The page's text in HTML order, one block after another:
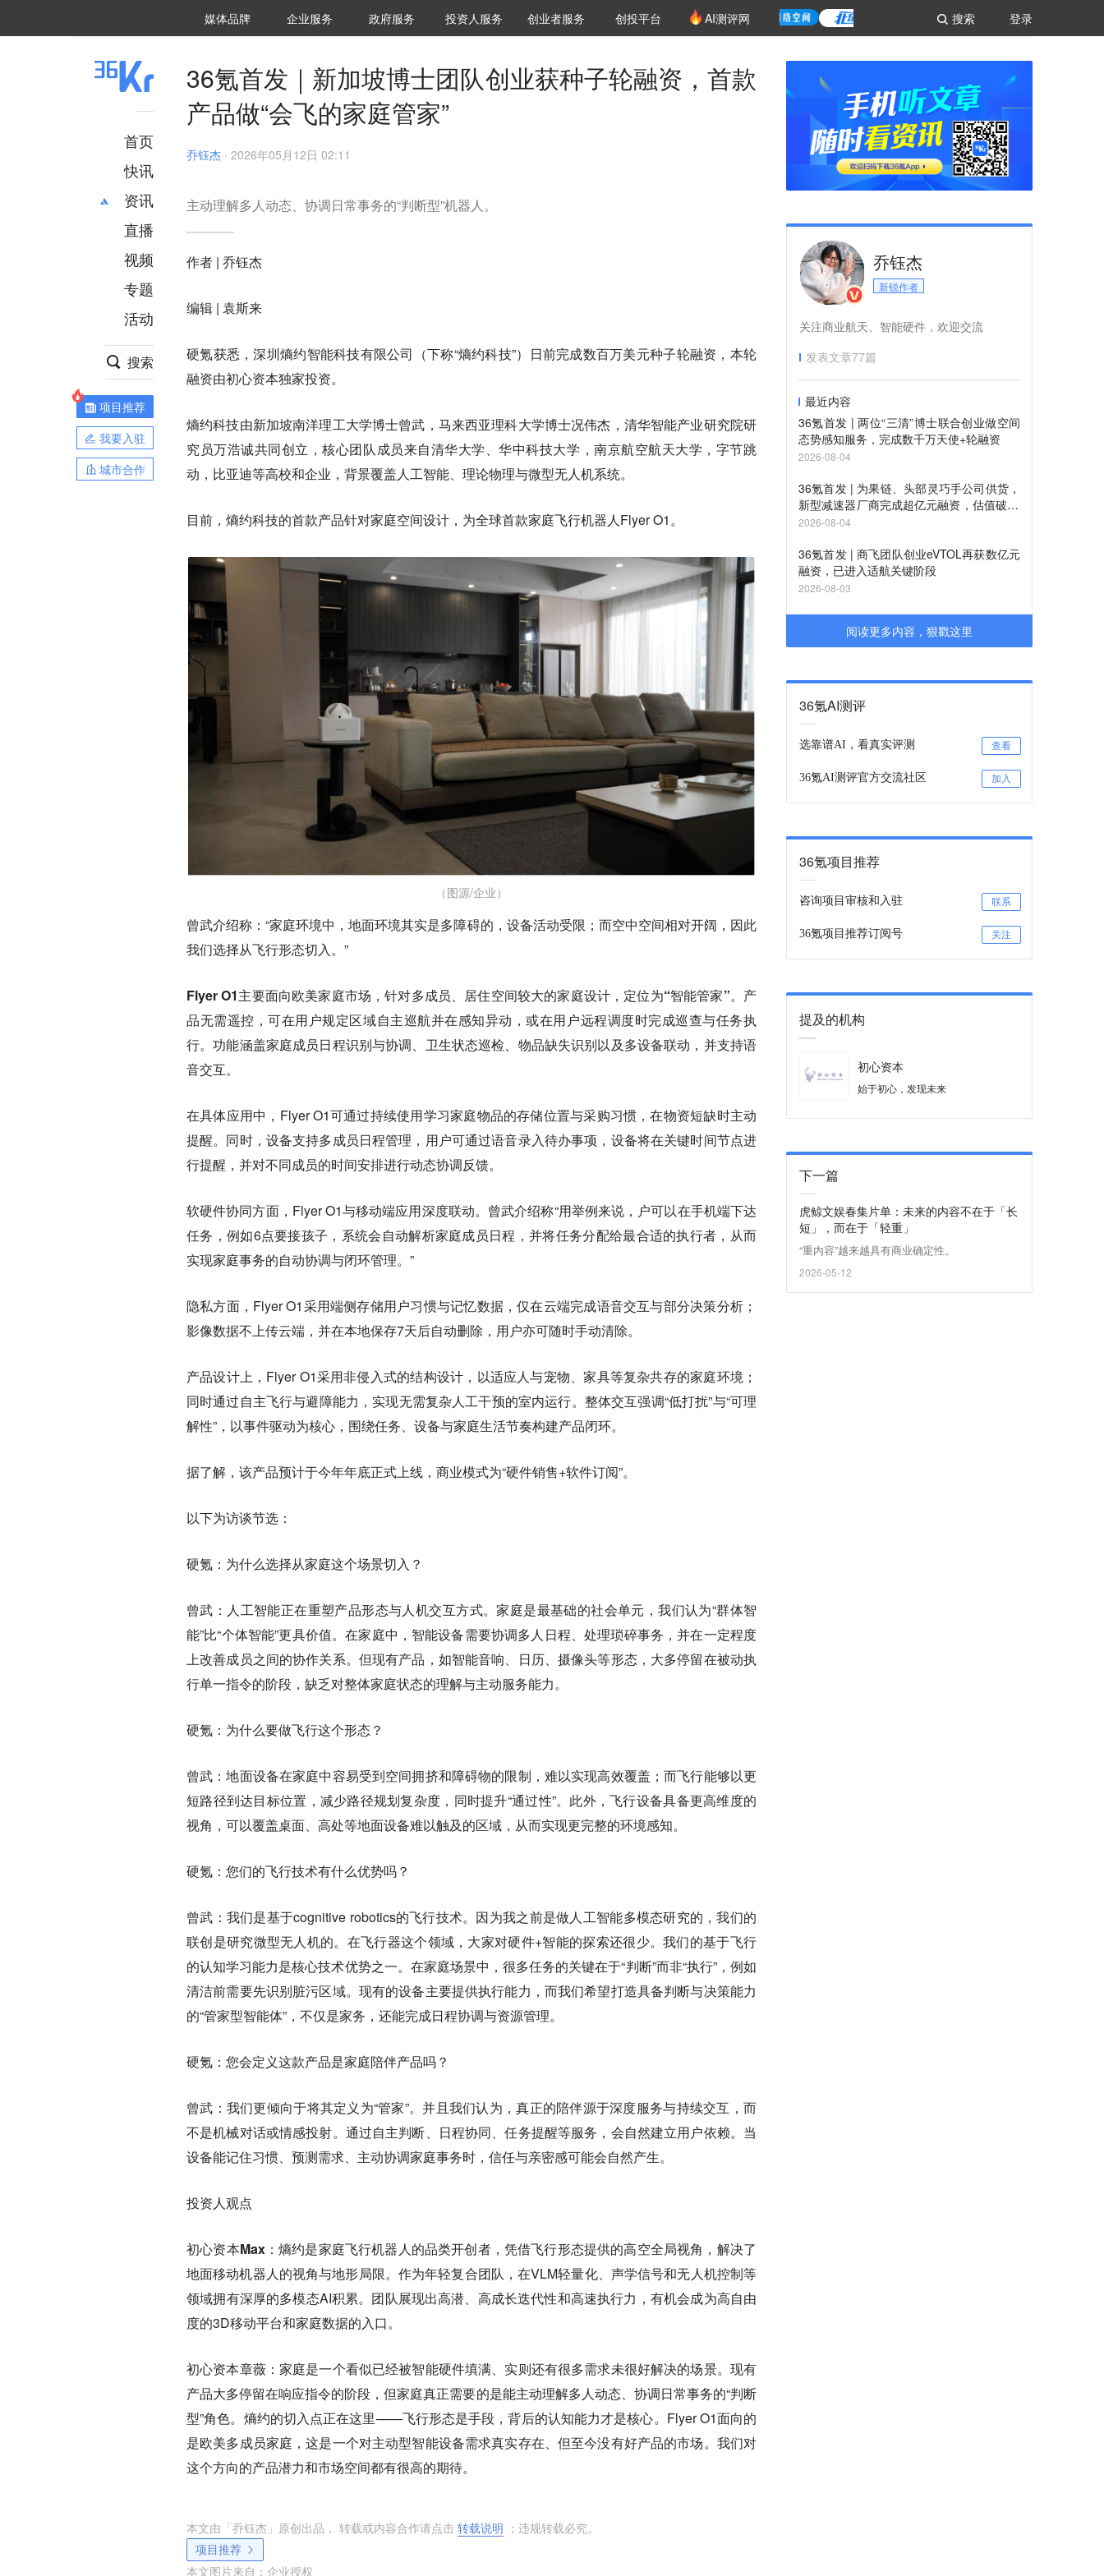
登录
搜索
媒体品牌 36Kr研究院
企业服务 城市之窗
政府服务 VClub投资机构库
投资机构职位推介
投资人服务 创投氪堂
创业者服务 创投平台 AI测评网
首页
快讯
资讯
推荐
财经
项目推荐
安徽
直播
视频
专题
活动
搜索
项目推荐
我要入驻
城市合作
36氪首发｜新加坡博士团队创业获种子轮融资，首款
产品做“会飞的家庭管家”
乔钰杰 · 2026年05月12日 02:11
主动理解多人动态、协调日常事务的“判断型”机器人。
作者 | 乔钰杰
编辑 | 袁斯来
硬氪获悉，深圳熵约智能科技有限公司（下称“熵约科技”）日前完成数百万美元种子轮融资，本轮
融资由初心资本独家投资。
熵约科技由新加坡南洋理工大学博士曾武，马来西亚理科大学博士况伟杰，清华智能产业研究院研
究员万浩诚共同创立，核心团队成员来自清华大学、华中科技大学，南京航空航天大学，字节跳
动，比亚迪等高校和企业，背景覆盖人工智能、理论物理与微型无人机系统。
目前，熵约科技的首款产品针对家庭空间设计，为全球首款家庭飞行机器人Flyer O1。
（图源/企业）
曾武介绍称：“家庭环境中，地面环境其实是多障碍的，设备活动受限；而空中空间相对开阔，因此
我们选择从飞行形态切入。”
Flyer O1主要面向欧美家庭市场，针对多成员、居住空间较大的家庭设计，定位为“智能管家”。 产
品无需遥控，可在用户规定区域自主巡航并在感知异动，或在用户远程调度时完成巡查与任务执
行。功能涵盖家庭成员日程识别与协调、卫生状态巡检、物品缺失识别以及多设备联动，并支持语
音交互。
在具体应用中，Flyer O1可通过持续使用学习家庭物品的存储位置与采购习惯，在物资短缺时主动
提醒。同时，设备支持多成员日程管理，用户可通过语音录入待办事项，设备将在关键时间节点进
行提醒，并对不同成员的时间安排进行动态协调反馈。
软硬件协同方面，Flyer O1与移动端应用深度联动。曾武介绍称“用举例来说，户可以在手机端下达
任务，例如6点要接孩子，系统会自动解析家庭成员日程，并将任务分配给最合适的执行者，从而
实现家庭事务的自动协调与闭环管理。”
隐私方面，Flyer O1采用端侧存储用户习惯与记忆数据，仅在云端完成语音交互与部分决策分析；
影像数据不上传云端，并在本地保存7天后自动删除，用户亦可随时手动清除。
产品设计上，Flyer O1采用非侵入式的结构设计，以适应人与宠物、家具等复杂共存的家庭环境；
同时通过自主飞行与避障能力，实现无需复杂人工干预的室内运行。整体交互强调“低打扰”与“可理
解性”，以事件驱动为核心，围绕任务、设备与家庭生活节奏构建产品闭环。
据了解，该产品预计于今年年底正式上线，商业模式为“硬件销售+软件订阅”。
以下为访谈节选：
硬氪：为什么选择从家庭这个场景切入？
曾武： 人工智能正在重塑产品形态与人机交互方式。家庭是最基础的社会单元，我们认为“群体智
能”比“个体智能”更具价值。在家庭中，智能设备需要协调多人日程、处理琐碎事务，并在一定程度
上改善成员之间的协作关系。但现有产品，如智能音响、日历、摄像头等形态，大多停留在被动执
行单一指令的阶段，缺乏对整体家庭状态的理解与主动服务能力。
硬氪：为什么要做飞行这个形态？
曾武：地面设备在家庭中容易受到空间拥挤和障碍物的限制，难以实现高效覆盖；而飞行能够以更
短路径到达目标位置，减少路径规划复杂度，同时提升“通过性”。此外，飞行设备具备更高维度的
视角，可以覆盖桌面、高处等地面设备难以触及的区域，从而实现更完整的环境感知。
硬氪：您们的飞行技术有什么优势吗？
曾武： 我们是基于cognitive robotics的飞行技术。因为我之前是做人工智能多模态研究的，我们的
联创是研究微型无人机的。在飞行器这个领域，大家对硬件+智能的探索还很少。我们的基于飞行
的认知学习能力是核心技术优势之一。在家庭场景中，很多任务的关键在于“判断”而非“执行”，例如
清洁前需要先识别脏污区域。现有的设备主要提供执行能力，而我们希望打造具备判断与决策能力
的“管家型智能体”，不仅是家务，还能完成日程协调与资源管理。
硬氪：您会定义这款产品是家庭陪伴产品吗？
曾武： 我们更倾向于将其定义为“管家”。并且我们认为，真正的陪伴源于深度服务与持续交互，而
不是机械对话或情感投射。通过自主判断、日程协同、任务提醒等服务，会自然建立用户依赖。当
设备能记住习惯、预测需求、主动协调家庭事务时，信任与亲密感可能会自然产生。
投资人观点
初心资本Max：熵约是家庭飞行机器人的品类开创者，凭借飞行形态提供的高空全局视角，解决了
地面移动机器人的视角与地形局限。作为年轻复合团队，在VLM轻量化、声学信号和无人机控制等
领域拥有深厚的多模态AI积累。团队展现出高潜、高成长迭代性和高速执行力，有机会成为高自由
度的3D移动平台和家庭数据的入口。
初心资本章薇： 家庭是一个看似已经被智能硬件填满、实则还有很多需求未很好解决的场景。现有
产品大多停留在响应指令的阶段，但家庭真正需要的是能主动理解多人动态、协调日常事务的“判断
型”角色。熵约的切入点正在这里——飞行形态是手段，背后的认知能力才是核心。Flyer O1面向的
是欧美多成员家庭，这是一个对主动型智能设备需求真实存在、但至今没有好产品的市场。我们对
这个方向的产品潜力和市场空间都有很高的期待。
本文由「乔钰杰 」原创出品， 转载或内容合作请点击 转载说明 ；违规转载必究。
项目推荐
本文图片来自： 企业授权
乔钰杰
新锐作者
关注商业航天、智能硬件，欢迎交流
发表文章77篇
最近内容
36氪首发 | 两位“三清”博士联合创业做空间
态势感知服务，完成数千万天使+轮融资
2026-08-04
36氪首发 | 为果链、头部灵巧手公司供货，
新型减速器厂商完成超亿元融资，估值破10
亿
2026-08-04
36氪首发 | 商飞团队创业eVTOL再获数亿元
融资，已进入适航关键阶段
2026-08-03
阅读更多内容，狠戳这里
36氪AI测评
选靠谱AI，看真实评测 查看
36氪AI测评官方交流社区 加入
36氪项目推荐
咨询项目审核和入驻 联系
36氪项目推荐订阅号 关注
提及的机构
初心资本
始于初心，发现未来
下一篇
虎鲸文娱春集片单：未来的内容不在于「长
短」，而在于「轻重」
“重内容”越来越具有商业确定性。
2026-05-12